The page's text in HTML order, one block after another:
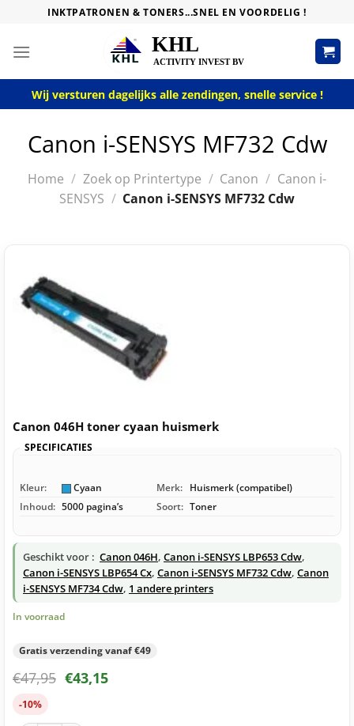
content
INKTPATRONEN & TONERS...SNEL EN VOORDELIG !
Wij versturen dagelijks alle zendingen, snelle service !
Canon i-SENSYS MF732 Cdw
Home / Zoek op Printertype / Canon / Canon i-
SENSYS / Canon i-SENSYS MF732 Cdw
Canon 046H toner cyaan huismerk
SPECIFICATIES
Kleur: Cyaan Merk: Huismerk (compatibel)
Inhoud: 5000 pagina’s Soort: Toner
Geschikt voor : Canon 046H, Canon i-SENSYS LBP653 Cdw,
Canon i-SENSYS LBP654 Cx, Canon i-SENSYS MF732 Cdw, Canon
i-SENSYS MF734 Cdw, 1 andere printers
In voorraad
Gratis verzending vanaf €49
€47,95 €43,15
-10%